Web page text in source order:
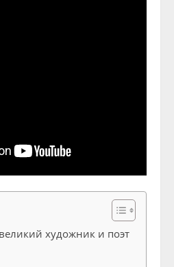
художник и поэт